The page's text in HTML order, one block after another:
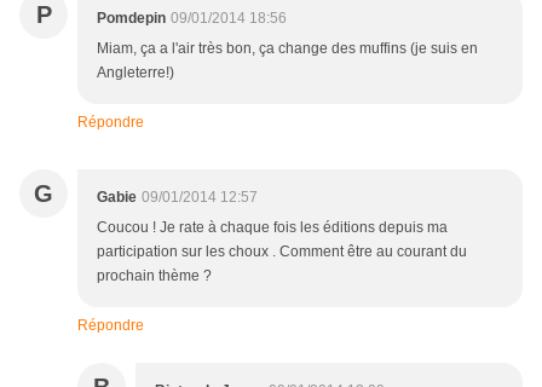
P Pomdepin 09/01/2014 18:56
Miam, ça a l'air très bon, ça change des muffins (je suis en
Angleterre!)
Répondre
G Gabie 09/01/2014 12:57
Coucou ! Je rate à chaque fois les éditions depuis ma
participation sur les choux . Comment être au courant du
prochain thème ?
Répondre